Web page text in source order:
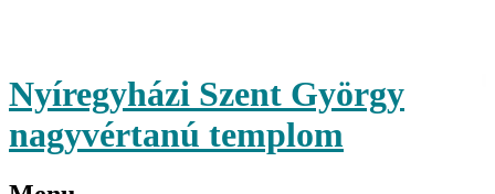
Nyíregyházi Szent György
nagyvértanú templom